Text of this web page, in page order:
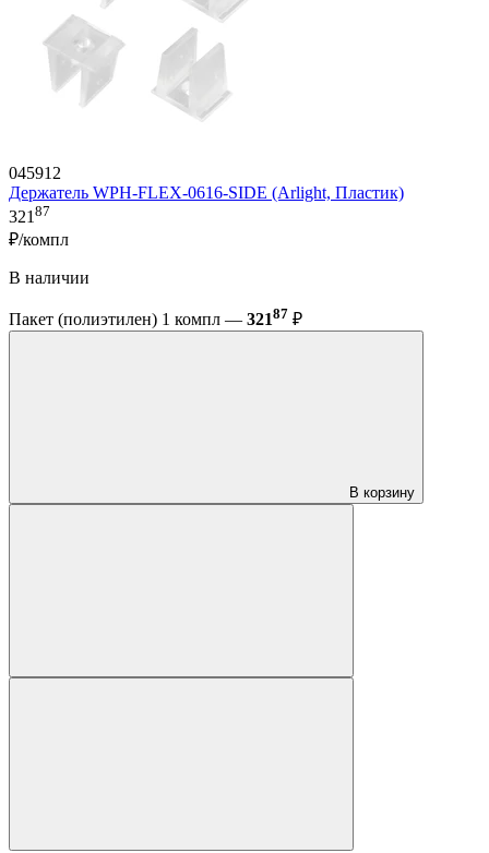
045912
Держатель WPH-FLEX-0616-SIDE (Arlight, Пластик)
321 87
₽/компл
В наличии
Пакет (полиэтилен) 1 компл — 32187 ₽
В корзину